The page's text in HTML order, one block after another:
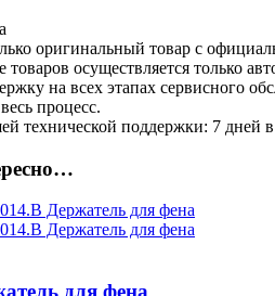
оригинальный товар с
товаров осуществляется только
на всех этапах сервисного
процесс.
технической поддержки: 7 дней
для фена